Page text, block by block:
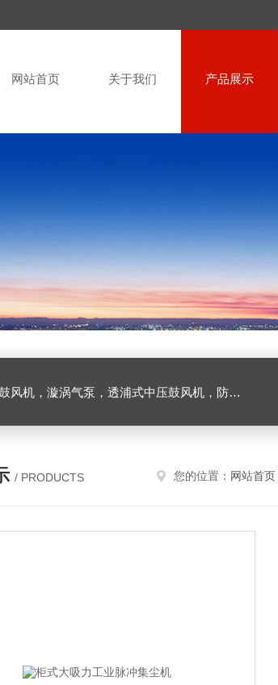
网站首页 关于我们 产品展示
机，工业吸尘器，工业集尘机除尘器，仟样机，气环式真空泵，耐高温腐鼓风机以及工业风刀等；
/ PRODUCTS 您的位置： 网站首页